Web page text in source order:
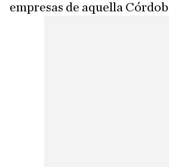
empresas de aquella